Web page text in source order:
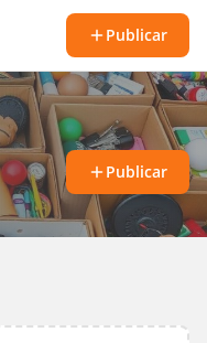
Publicar
Publicar